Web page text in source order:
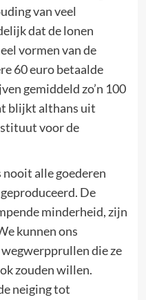
van veel
dat de lonen
vormen van de
60 euro betaalde
gemiddeld zo’n 100
blijkt althans uit
voor de
alle goederen
De
minderheid, zijn
kunnen ons
die ze
zouden willen.
neiging tot